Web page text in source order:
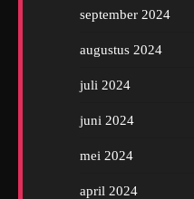
september 2024
augustus 2024
juli 2024
juni 2024
mei 2024
april 2024